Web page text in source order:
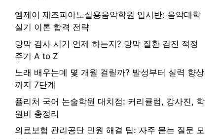
엠제이 재즈피아노실용음악학원 입시반: 음악대학
실기 이론 합격 전략
망막 검사 시기 언제 하는지? 망막 질환 검진 적정
주기 A to Z
노래 배우는데 몇 개월 걸릴까? 발성부터 실력 향상
까지 7단계
퓰리처 국어 논술학원 대치점: 커리큘럼, 강사진, 학
원비 총정리
의료보험 관리공단 민원 해결 팁: 자주 묻는 질문 모